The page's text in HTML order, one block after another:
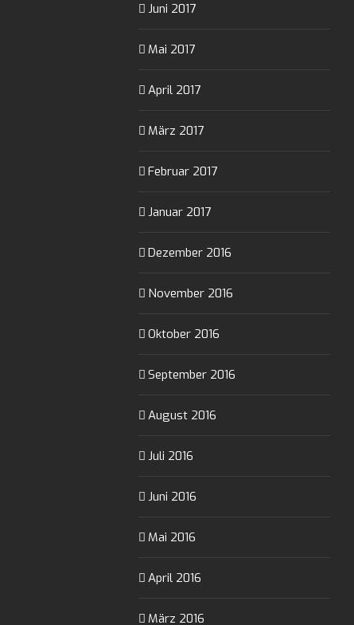
Juni 2017
Mai 2017
April 2017
März 2017
Februar 2017
Januar 2017
Dezember 2016
November 2016
Oktober 2016
September 2016
August 2016
Juli 2016
Juni 2016
Mai 2016
April 2016
März 2016